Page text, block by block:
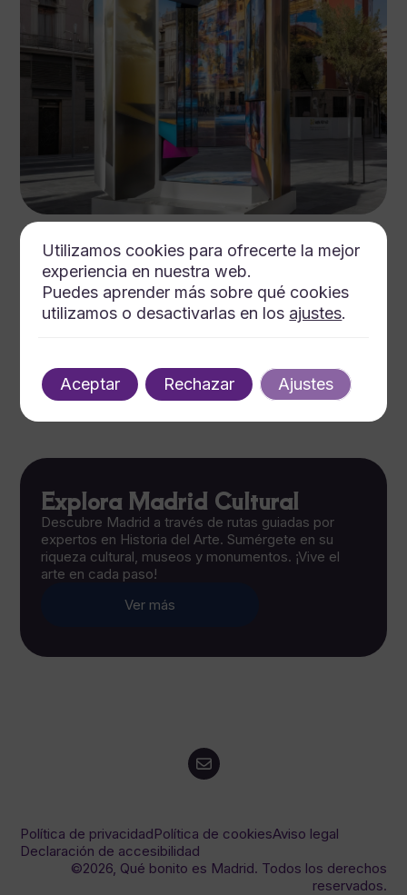
Autor agosto 7, 2025
El impacto de los movimientos artísticos en el paisaje
urbano de Madrid: Un enfoque experto
5 min de lectura
Explora Madrid Cultural
Descubre Madrid a través de rutas guiadas por
expertos en Historia del Arte. Sumérgete en su
riqueza cultural, museos y monumentos. ¡Vive el
arte en cada paso!
Ver más
Política de privacidadPolítica de cookiesAviso legal
Declaración de accesibilidad
©2026, Qué bonito es Madrid. Todos los derechos
reservados.
Utilizamos cookies para ofrecerte la mejor
experiencia en nuestra web.
Puedes aprender más sobre qué cookies
utilizamos o desactivarlas en los ajustes.
Aceptar Rechazar Ajustes